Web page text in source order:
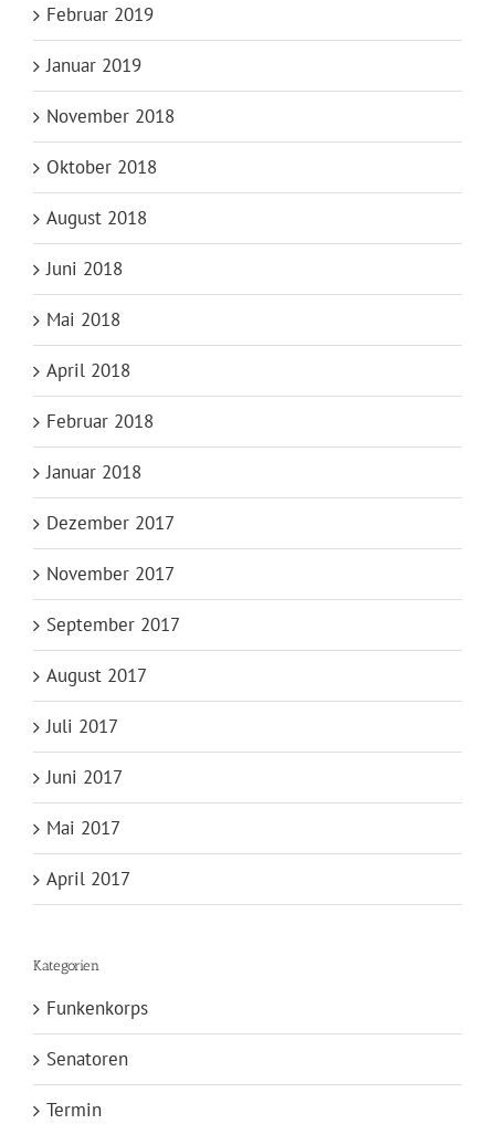
Februar 2019
Januar 2019
November 2018
Oktober 2018
August 2018
Juni 2018
Mai 2018
April 2018
Februar 2018
Januar 2018
Dezember 2017
November 2017
September 2017
August 2017
Juli 2017
Juni 2017
Mai 2017
April 2017
Kategorien
Funkenkorps
Senatoren
Termin